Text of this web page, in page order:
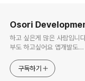
Osori
하고 싶은게 많은 사람입니다. 게임 개발도 하고 싶고 보안
부도 하고싶어요 앱개발도...
구독하기